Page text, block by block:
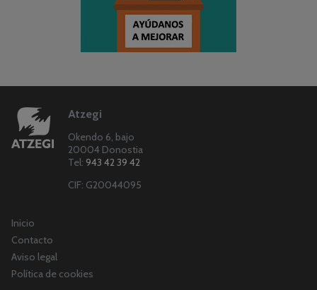
Atzegi
Okendo 6, bajo
20004 Donostia
Tel: 943 42 39 42
CIF: G20044095
Inicio
Contacto
Aviso legal
Política de cookies